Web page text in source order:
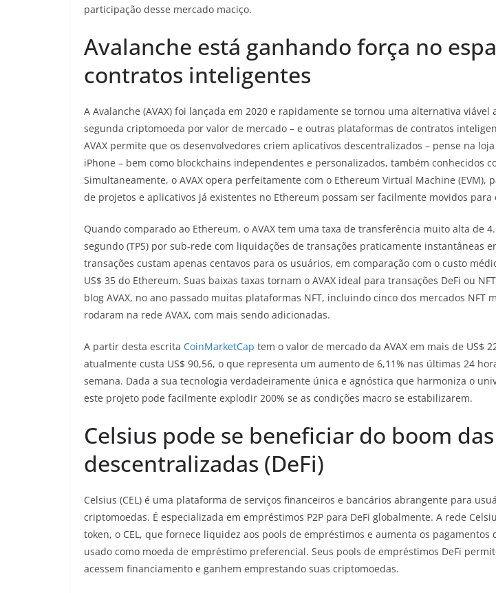
participação desse mercado maciço.
Avalanche está ganhando força no
contratos inteligentes
A Avalanche (AVAX) foi lançada em 2020 e rapidamente se tornou uma alternativa viável
segunda criptomoeda por valor de mercado – e outras plataformas de contratos
AVAX permite que os desenvolvedores criem aplicativos descentralizados – pense na
iPhone – bem como blockchains independentes e personalizados, também conhecidos
Simultaneamente, o AVAX opera perfeitamente com o Ethereum Virtual Machine (EVM),
de projetos e aplicativos já existentes no Ethereum possam ser facilmente movidos para
Quando comparado ao Ethereum, o AVAX tem uma taxa de transferência muito alta de
segundo (TPS) por sub-rede com liquidações de transações praticamente instantâneas
transações custam apenas centavos para os usuários, em comparação com o custo
US$ 35 do Ethereum. Suas baixas taxas tornam o AVAX ideal para transações DeFi ou
blog AVAX, no ano passado muitas plataformas NFT, incluindo cinco dos mercados NFT
rodaram na rede AVAX, com mais sendo adicionadas.
A partir desta escrita CoinMarketCap tem o valor de mercado da AVAX em mais de US$
atualmente custa US$ 90,56, o que representa um aumento de 6,11% nas últimas 24
semana. Dada a sua tecnologia verdadeiramente única e agnóstica que harmoniza o
este projeto pode facilmente explodir 200% se as condições macro se estabilizarem.
Celsius pode se beneficiar do boom
descentralizadas (DeFi)
Celsius (CEL) é uma plataforma de serviços financeiros e bancários abrangente para
criptomoedas. É especializada em empréstimos P2P para DeFi globalmente. A rede
token, o CEL, que fornece liquidez aos pools de empréstimos e aumenta os pagamentos
usado como moeda de empréstimo preferencial. Seus pools de empréstimos DeFi
acessem financiamento e ganhem emprestando suas criptomoedas.